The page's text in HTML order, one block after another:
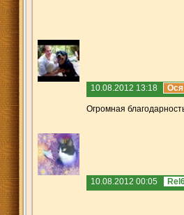
10.08.2012 13:18 Ося
Огромная
10.08.2012 00:05